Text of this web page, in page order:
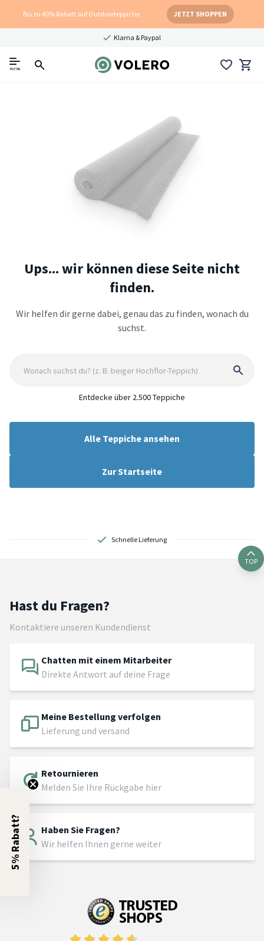
Bis zu 40% Rabatt auf Outdoorteppiche JETZT SHOPPEN
Klarna & Paypal
menu
Ups... wir können diese Seite nicht
finden.
Wir helfen dir gerne dabei, genau das zu finden, wonach du
suchst.
Entdecke über 2.500 Teppiche
Alle Teppiche ansehen
Zur Startseite
Schnelle Lieferung
TOP
Hast du Fragen?
Kontaktiere unseren Kundendienst
Chatten mit einem Mitarbeiter
Direkte Antwort auf deine Frage
Meine Bestellung verfolgen
Lieferung und versand
Retournieren
Melden Sie Ihre Rückgabe hier
Haben Sie Fragen?
Wir helfen Ihnen gerne weiter
5% Rabatt?